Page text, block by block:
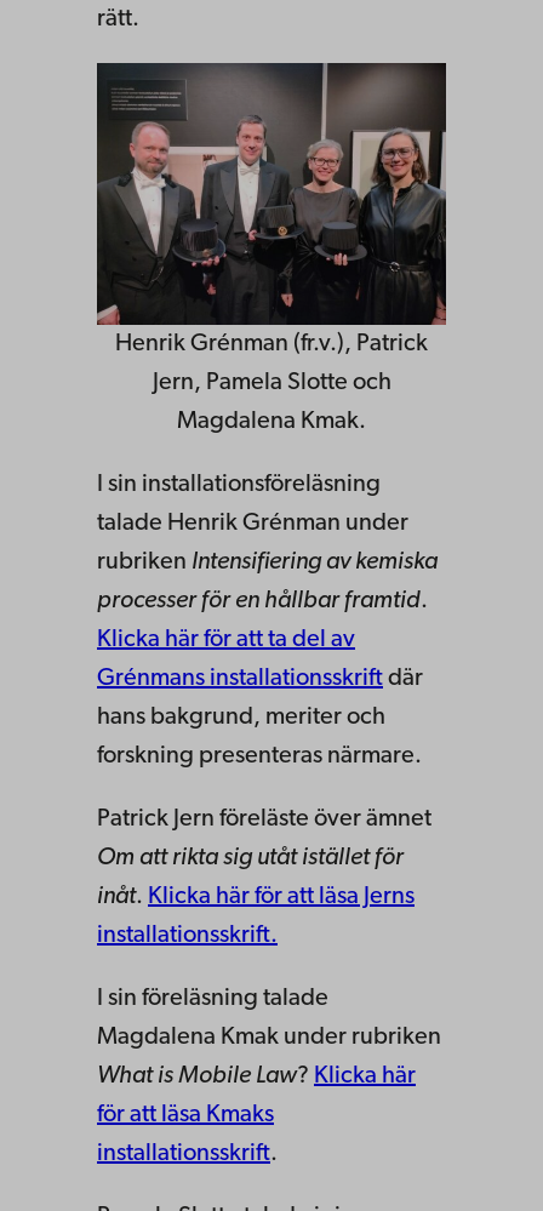
rätt.
Henrik Grénman (fr.v.), Patrick
Jern, Pamela Slotte och
Magdalena Kmak.
I sin installationsföreläsning
talade Henrik Grénman under
rubriken Intensifiering av kemiska
processer för en hållbar framtid.
Klicka här för att ta del av
Grénmans installationsskrift där
hans bakgrund, meriter och
forskning presenteras närmare.
Patrick Jern föreläste över ämnet
Om att rikta sig utåt istället för
inåt. Klicka här för att läsa Jerns
installationsskrift.
I sin föreläsning talade
Magdalena Kmak under rubriken
What is Mobile Law? Klicka här
för att läsa Kmaks
installationsskrift.